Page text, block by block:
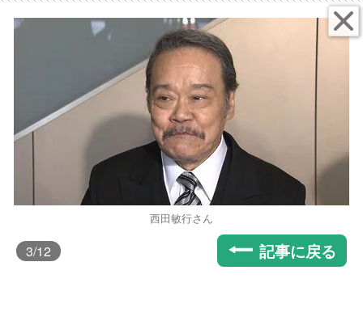
西田敏行さん
3/12 記事に戻る